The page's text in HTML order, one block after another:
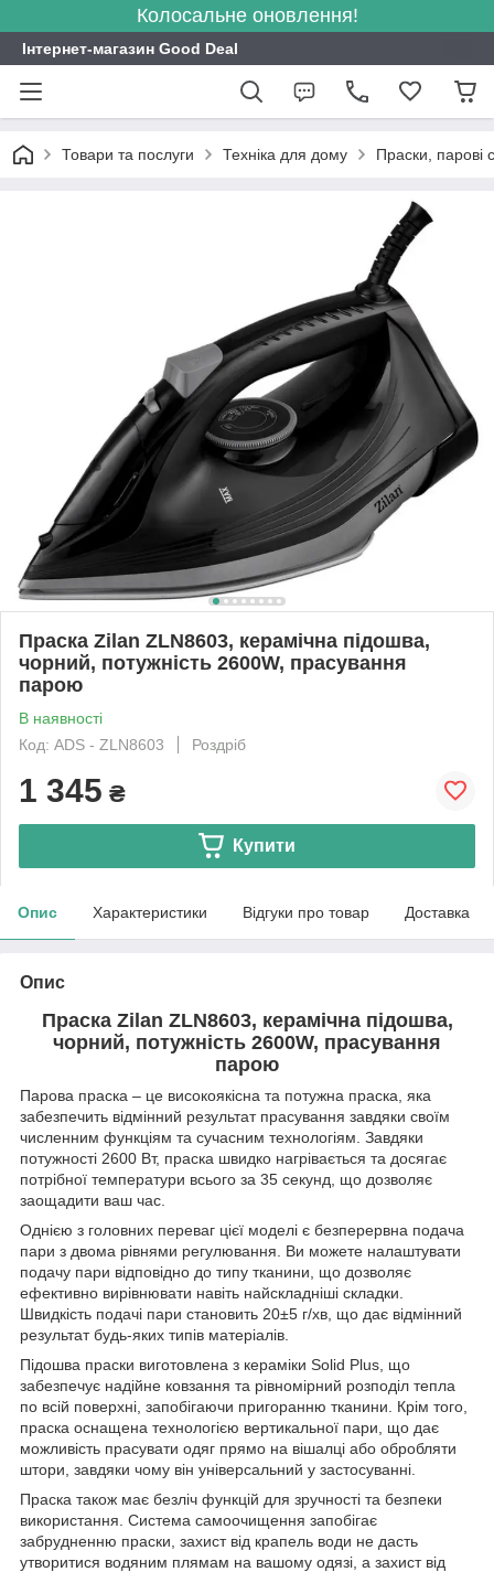
Колосальне оновлення!
Інтернет-магазин Good Deal
Товари та послуги Техніка для дому Праски, парові
Праска Zilan ZLN8603, керамічна підошва,
чорний, потужність 2600W, прасування
парою
В наявності
Код: ADS - ZLN8603
Роздріб
1 345 ₴
Купити
Опис Характеристики Відгуки про товар Доставка
Опис
Праска Zilan ZLN8603, керамічна підошва,
чорний, потужність 2600W, прасування
парою
Парова праска – це високоякісна та потужна праска, яка
забезпечить відмінний результат прасування завдяки своїм
численним функціям та сучасним технологіям. Завдяки
потужності 2600 Вт, праска швидко нагрівається та досягає
потрібної температури всього за 35 секунд, що дозволяє
заощадити ваш час.
Однією з головних переваг цієї моделі є безперервна подача
пари з двома рівнями регулювання. Ви можете налаштувати
подачу пари відповідно до типу тканини, що дозволяє
ефективно вирівнювати навіть найскладніші складки.
Швидкість подачі пари становить 20±5 г/хв, що дає відмінний
результат будь-яких типів матеріалів.
Підошва праски виготовлена з кераміки Solid Plus, що
забезпечує надійне ковзання та рівномірний розподіл тепла
по всій поверхні, запобігаючи пригоранню тканини. Крім того,
праска оснащена технологією вертикальної пари, що дає
можливість прасувати одяг прямо на вішалці або обробляти
штори, завдяки чому він універсальний у застосуванні.
Праска також має безліч функцій для зручності та безпеки
використання. Система самоочищення запобігає
забрудненню праски, захист від крапель води не дасть
утворитися водяним плямам на вашому одязі, а захист від